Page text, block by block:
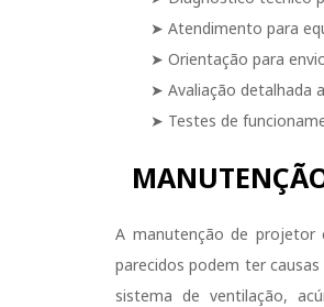
➤ Atendimento para
➤ Orientação para
➤ Avaliação detalhada
➤ Testes de
A manutenção de projetor
parecidos podem ter
sistema de ventilação,